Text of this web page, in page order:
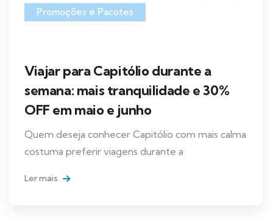
Promoções e Pacotes
Viajar para Capitólio durante a
semana: mais tranquilidade e 30%
OFF em maio e junho
Quem deseja conhecer Capitólio com mais calma
costuma preferir viagens durante a
Ler mais